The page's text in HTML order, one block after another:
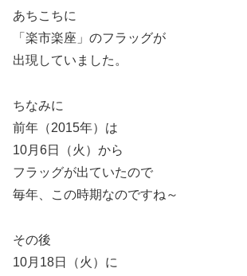
あちこちに
「楽市楽座」のフラッグが
出現していました。
ちなみに
前年（2015年）は
10月6日（火）から
フラッグが出ていたので
毎年、この時期なのですね～
その後
10月18日（火）に